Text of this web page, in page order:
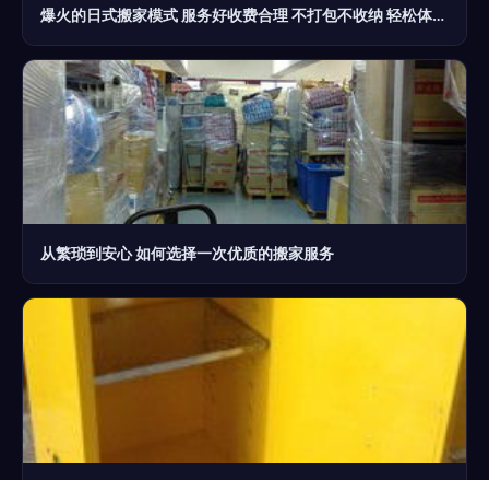
爆火的日式搬家模式 服务好收费合理 不打包不收纳 轻松体验高端搬家服务
从繁琐到安心 如何选择一次优质的搬家服务